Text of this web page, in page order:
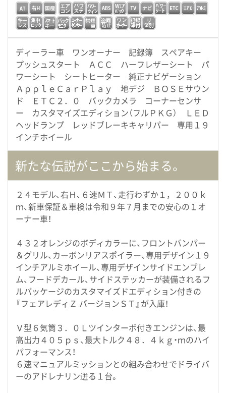
ディーラー車 ワンオーナー 記録簿 スペアキー
プッシュスタート ＡＣＣ ハーフレザーシート パ
ワーシート シートヒーター 純正ナビゲーション
ＡｐｐｌｅＣａｒＰｌａｙ 地デジ ＢＯＳＥサウン
ド ＥＴＣ２．０ バックカメラ コーナーセンサ
ー カスタマイズエディション（フルＰＫＧ） ＬＥＤ
ヘッドランプ レッドブレーキキャリパー 専用１９
インチホイール
新たな伝説がここから始まる。
２４モデル、右Ｈ、６速ＭＴ、走行わずか１，２００ｋ
ｍ、新車保証＆車検は令和９年７月までの安心の１オ
ーナー車！
４３２オレンジのボディカラーに、フロントバンパー
＆グリル、カーボンリアスポイラー、専用デザイン１９
インチアルミホイール、専用デザインサイドエンブレ
ム、フードデカール、サイドステッカーが装備されるフ
ルパッケージのカスタマイズドエディション付きの
『フェアレディＺ バージョンＳＴ』が入庫！
Ｖ型６気筒３．０Ｌツインターボ付きエンジンは、最
高出力４０５ｐｓ、最大トルク４８．４ｋｇ・ｍのハイ
パフォーマンス！
６速マニュアルミッションとの組み合わせでドライバ
ーのアドレナリン迸る１台。